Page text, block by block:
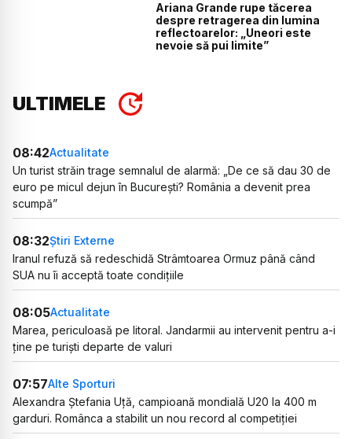
Ariana Grande rupe tăcerea
despre retragerea din lumina
reflectoarelor: „Uneori este
nevoie să pui limite”
ULTIMELE
08:42Actualitate
Un turist străin trage semnalul de alarmă: „De ce să dau 30 de
euro pe micul dejun în București? România a devenit prea
scumpă”
08:32Știri Externe
Iranul refuză să redeschidă Strâmtoarea Ormuz până când
SUA nu îi acceptă toate condițiile
08:05Actualitate
Marea, periculoasă pe litoral. Jandarmii au intervenit pentru a-i
ține pe turiști departe de valuri
07:57Alte Sporturi
Alexandra Ștefania Uță, campioană mondială U20 la 400 m
garduri. Românca a stabilit un nou record al competiției